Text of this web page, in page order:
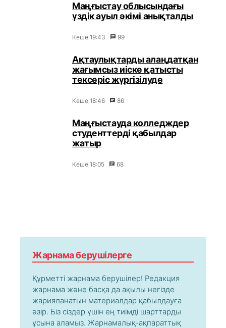
Маңғыстау облысындағы
үздік ауыл әкімі анықталды
Кеше 19:43 99
Ақтаулықтарды алаңдатқан
жағымсыз иіске қатысты
тексеріс жүргізілуде
Кеше 18:46 86
Маңғыстауда колледждер
студенттерді қабылдар
жатыр
Кеше 18:05 68
Жарнама берушілерге
Құрметті жарнама берушілер! Редакция
жарнама және басқа да ақылы негізде
жарияланатын материалдар қабылдауға
әзір. Біз сіздер үшін ең тиімді шарттарды
ұсына аламыз. Жарнамалық-ақпараттық